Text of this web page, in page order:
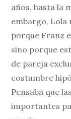
años, hasta la
embargo, Lola
porque Franz
sino porque
de pareja
costumbre
Pensaba que
importantes